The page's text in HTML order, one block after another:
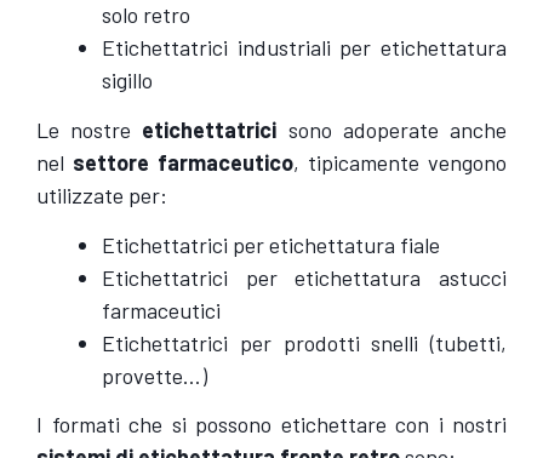
solo retro
Etichettatrici industriali per etichettatura
sigillo
Le nostre etichettatrici sono adoperate anche
nel settore farmaceutico, tipicamente vengono
utilizzate per:
Etichettatrici per etichettatura fiale
Etichettatrici per etichettatura astucci
farmaceutici
Etichettatrici per prodotti snelli (tubetti,
provette…)
I formati che si possono etichettare con i nostri